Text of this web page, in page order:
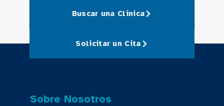
Buscar una Clinica
Solicitar un Cita
Sobre Nosotros